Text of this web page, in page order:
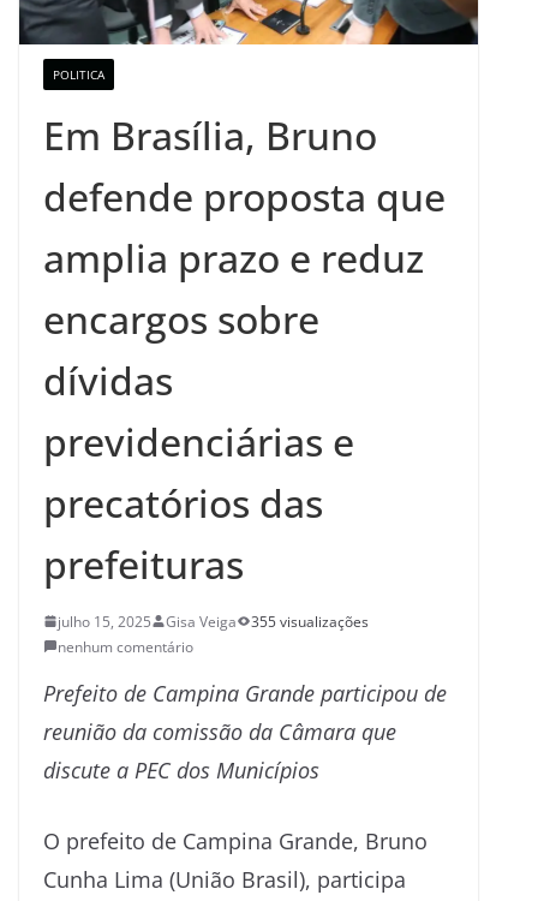
POLITICA
Em Brasília, Bruno
defende proposta que
amplia prazo e reduz
encargos sobre
dívidas
previdenciárias e
precatórios das
prefeituras
julho 15, 2025 Gisa Veiga
355 visualizações
nenhum comentário
Prefeito de Campina Grande participou de
reunião da comissão da Câmara que
discute a PEC dos Municípios
O prefeito de Campina Grande, Bruno
Cunha Lima (União Brasil), participa